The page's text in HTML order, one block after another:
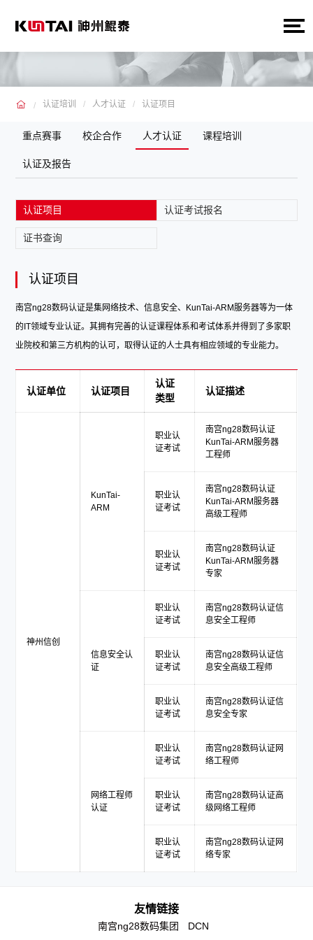
认证培训 人才认证 认证项目
重点赛事 校企合作 人才认证 课程培训
认证及报告
认证项目 认证考试报名
证书查询
认证项目
南宫ng28数码认证是集网络技术、信息安全、KunTai-ARM服务器等为一体
的IT领域专业认证。其拥有完善的认证课程体系和考试体系并得到了多家职
业院校和第三方机构的认可，取得认证的人士具有相应领域的专业能力。
认证单位 认证项目
认证
类型
认证描述
神州信创
KunTai-
ARM
职业认
证考试
南宫ng28数码认证
KunTai-ARM服务器
工程师
职业认
证考试
南宫ng28数码认证
KunTai-ARM服务器
高级工程师
职业认
证考试
南宫ng28数码认证
KunTai-ARM服务器
专家
信息安全认
证
职业认
证考试
南宫ng28数码认证信
息安全工程师
职业认
证考试
南宫ng28数码认证信
息安全高级工程师
职业认
证考试
南宫ng28数码认证信
息安全专家
网络工程师
认证
职业认
证考试
南宫ng28数码认证网
络工程师
职业认
证考试
南宫ng28数码认证高
级网络工程师
职业认
证考试
南宫ng28数码认证网
络专家
友情链接
南宫ng28数码集团 DCN